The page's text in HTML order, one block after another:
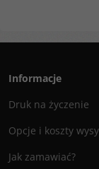
Informacje
Druk na życzenie
Opcje i koszty
Jak zamawiać?